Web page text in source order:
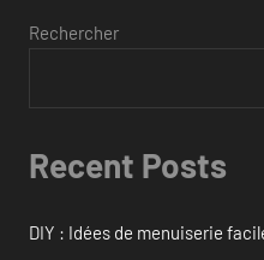
Rechercher
Recent Posts
DIY : Idées de menuiserie